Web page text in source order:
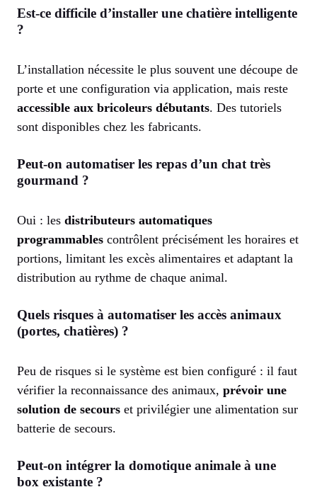
Est-ce difficile d’installer une chatière intelligente
?
L’installation nécessite le plus souvent une découpe de
porte et une configuration via application, mais reste
accessible aux bricoleurs débutants. Des tutoriels
sont disponibles chez les fabricants.
Peut-on automatiser les repas d’un chat très
gourmand ?
Oui : les distributeurs automatiques
programmables contrôlent précisément les horaires et
portions, limitant les excès alimentaires et adaptant la
distribution au rythme de chaque animal.
Quels risques à automatiser les accès animaux
(portes, chatières) ?
Peu de risques si le système est bien configuré : il faut
vérifier la reconnaissance des animaux, prévoir une
solution de secours et privilégier une alimentation sur
batterie de secours.
Peut-on intégrer la domotique animale à une
box existante ?